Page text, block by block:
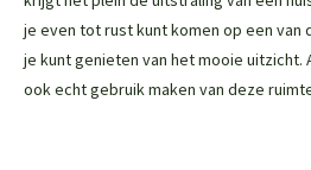
je even tot rust kunt komen op een van
je kunt genieten van het mooie uitzicht.
ook echt gebruik maken van deze